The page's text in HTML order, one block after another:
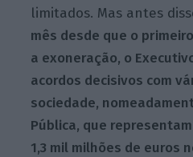
limitados. Mas antes
mês desde que o
a exoneração, o
acordos decisivos com
sociedade,
Pública, que
1,3 mil milhões de euros